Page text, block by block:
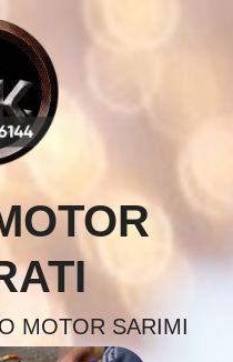
MOTOR SARIMI